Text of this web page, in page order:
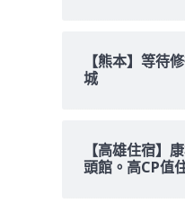
【熊本】等待
城
【高雄住宿】
頭館。高CP值